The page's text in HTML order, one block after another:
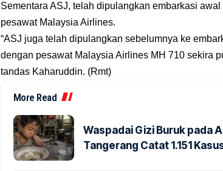
Sementara ASJ, telah dipulangkan embarkasi
pesawat Malaysia Airlines.
“ASJ juga telah dipulangkan sebelumnya ke
dengan pesawat Malaysia Airlines MH 710 sekira
tandas Kaharuddin. (Rmt)
More Read
Waspadai Gizi Buruk pada
Tangerang Catat 1.151